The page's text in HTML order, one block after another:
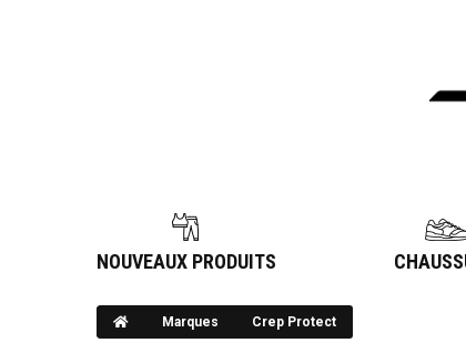
NOUVEAUX PRODUITS
Marques Crep Protect